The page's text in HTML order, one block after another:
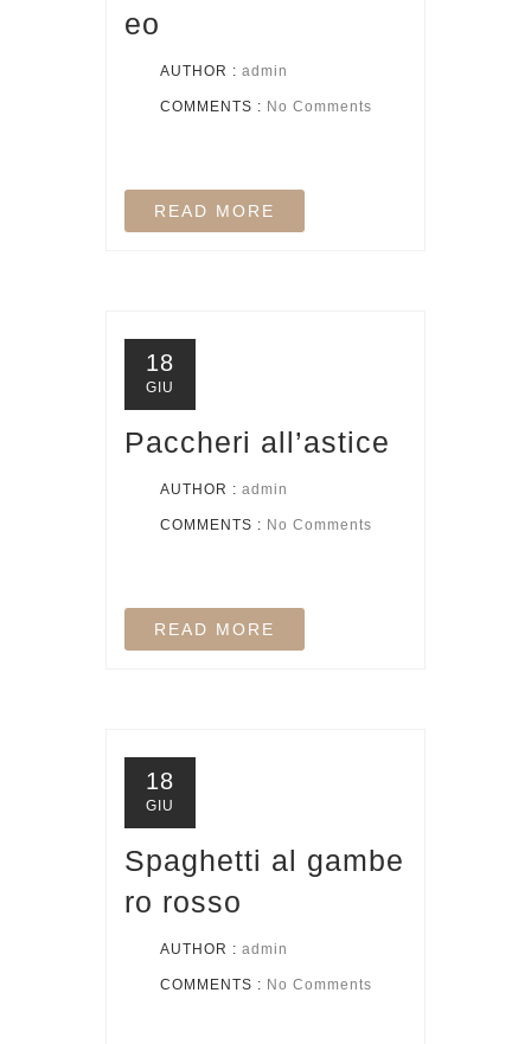
eo
AUTHOR : admin
COMMENTS : No Comments
READ MORE
18
GIU
Paccheri all’astice
AUTHOR : admin
COMMENTS : No Comments
READ MORE
18
GIU
Spaghetti al gambe
ro rosso
AUTHOR : admin
COMMENTS : No Comments